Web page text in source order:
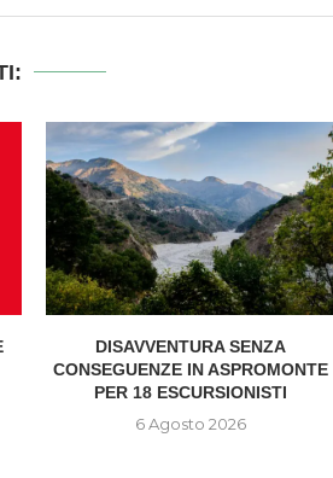
DISAVVENTURA SENZA
CONSEGUENZE IN ASPROMONTE
PER 18 ESCURSIONISTI
6 Agosto 2026